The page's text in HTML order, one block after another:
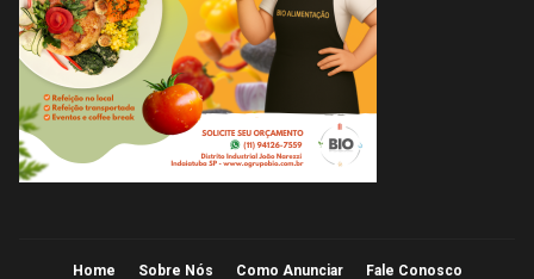
Home Sobre Nós Como Anunciar Fale Conosco